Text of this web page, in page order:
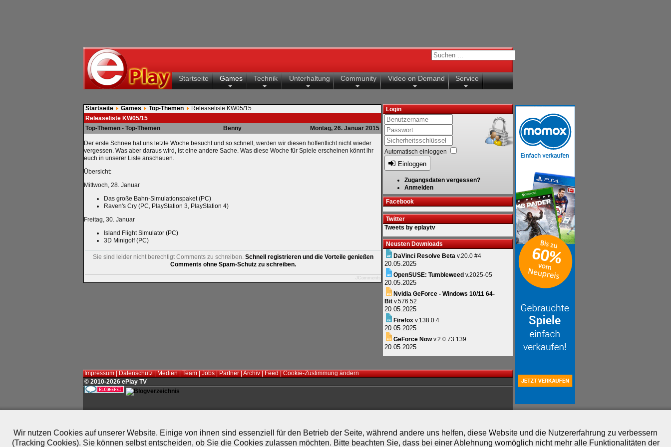
Startseite Games Technik Unterhaltung Community Video on Demand Service
Startseite Games Top-Themen
Releaseliste KW05/15
Releaseliste KW05/15
Top-Themen - Top-Themen
Benny Montag, 26. Januar 2015
Der erste Schnee hat uns letzte Woche besucht und so schnell, werden wir diesen hoffentlicht nicht wieder
vergessen. Was aber daraus wird, ist eine andere Sache. Was diese Woche für Spiele erscheinen könnt ihr
euch in unserer Liste anschauen.
Übersicht:
Mittwoch, 28. Januar
Das große Bahn-Simulationspaket (PC)
Raven's Cry (PC, PlayStation 3, PlayStation 4)
Freitag, 30. Januar
Island Flight Simulator (PC)
3D Minigolf (PC)
Sie sind leider nicht berechtigt Comments zu schreiben. Schnell registrieren und die Vorteile genießen
Comments ohne Spam-Schutz zu schreiben.
JComments
Login
Automatisch einloggen
Einloggen
Zugangsdaten vergessen?
Anmelden
Facebook
Twitter
Tweets by eplaytv
Neusten Downloads
DaVinci Resolve Beta v.20.0 #4
20.05.2025
OpenSUSE: Tumbleweed v.2025-05
20.05.2025
Nvidia GeForce - Windows 10/11 64-
Bit v.576.52
20.05.2025
Firefox v.138.0.4
20.05.2025
GeForce Nowv.2.0.73.139
20.05.2025
Impressum|Datenschutz|Medien|Team|Jobs|Partner|Archiv|Feed|Cookie-Zustimmung ändern
© 2010-2026 ePlay TV
Wir nutzen Cookies auf unserer Website. Einige von ihnen sind essenziell für den Betrieb der Seite, während andere uns helfen, diese Website und die Nutzererfahrung zu verbessern
(Tracking Cookies). Sie können selbst entscheiden, ob Sie die Cookies zulassen möchten. Bitte beachten Sie, dass bei einer Ablehnung womöglich nicht mehr alle Funktionalitäten der